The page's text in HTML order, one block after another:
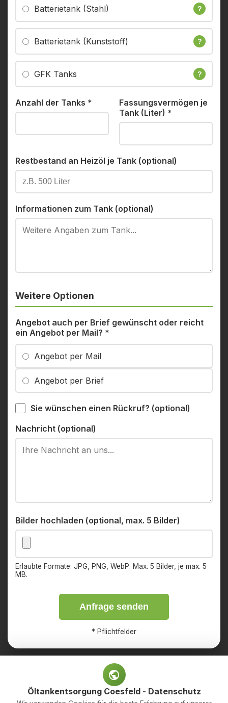
Batterietank (Stahl) ?
Batterietank (Kunststoff) ?
GFK Tanks ?
Anzahl der Tanks *
Fassungsvermögen je
Tank (Liter) *
Restbestand an Heizöl je Tank (optional)
Informationen zum Tank (optional)
Weitere Optionen
Angebot auch per Brief gewünscht oder reicht
ein Angebot per Mail? *
Angebot per Mail
Angebot per Brief
Sie wünschen einen Rückruf? (optional)
Nachricht (optional)
Bilder hochladen (optional, max. 5 Bilder)
Erlaubte Formate: JPG, PNG, WebP. Max. 5 Bilder, je max. 5
MB.
Anfrage senden
* Pflichtfelder
ImpressumDatenschutz
Öltankentsorgung Coesfeld - Datenschutz